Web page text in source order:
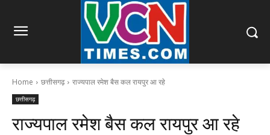
Home छत्तीसगढ़ राज्यपाल रमेश बैस कल रायपुर आ रहे
छत्तीसगढ़
राज्यपाल रमेश बैस कल रायपुर आ रहे